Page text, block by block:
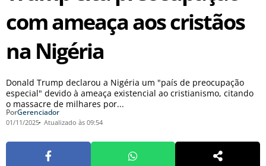
com ameaça aos cristãos
na Nigéria
Donald Trump declarou a Nigéria um "país de preocupação
especial" devido à ameaça existencial ao cristianismo, citando
o massacre de milhares por...
PorGerenciador
01/11/2025 Atualizado às 09:54